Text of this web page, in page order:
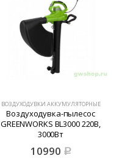
ВОЗДУХОДУВКИ АККУМУЛЯТОРНЫЕ
Воздуходувка-пылесос
GREENWORKS BL3000 220В,
3000Вт
10990 Р